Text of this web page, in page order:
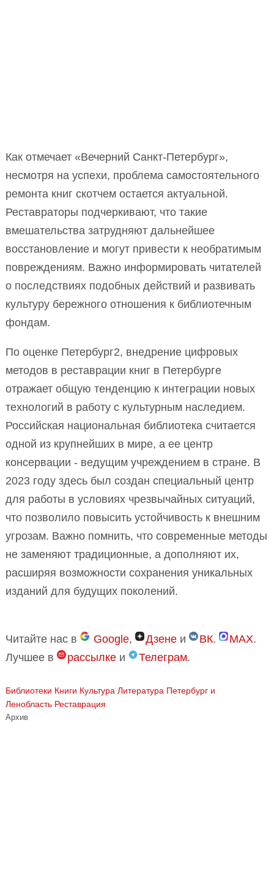
Как отмечает «Вечерний Санкт-Петербург»,
несмотря на успехи, проблема самостоятельного
ремонта книг скотчем остается актуальной.
Реставраторы подчеркивают, что такие
вмешательства затрудняют дальнейшее
восстановление и могут привести к необратимым
повреждениям. Важно информировать читателей
о последствиях подобных действий и развивать
культуру бережного отношения к библиотечным
фондам.
По оценке Петербург2, внедрение цифровых
методов в реставрации книг в Петербурге
отражает общую тенденцию к интеграции новых
технологий в работу с культурным наследием.
Российская национальная библиотека считается
одной из крупнейших в мире, а ее центр
консервации - ведущим учреждением в стране. В
2023 году здесь был создан специальный центр
для работы в условиях чрезвычайных ситуаций,
что позволило повысить устойчивость к внешним
угрозам. Важно помнить, что современные методы
не заменяют традиционные, а дополняют их,
расширяя возможности сохранения уникальных
изданий для будущих поколений.
Читайте нас в Google, Дзене и ВК. MAX.
Лучшее в
рассылке и Телеграм.
Библиотеки Книги Культура Литература Петербург и
Ленобласть Реставрация
Архив